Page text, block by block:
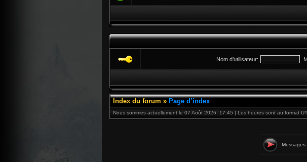
Nom d’utilisateur:
Index du forum » Page d’index
Nous sommes actuellement le 07 Août 2026, 17:45 | Les heures sont au format
Messages